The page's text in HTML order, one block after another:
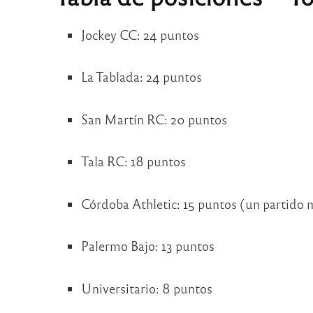
Jockey CC: 24 puntos
La Tablada: 24 puntos
San Martín RC: 20 puntos
Tala RC: 18 puntos
Córdoba Athletic: 15 puntos (un partido
Palermo Bajo: 13 puntos
Universitario: 8 puntos